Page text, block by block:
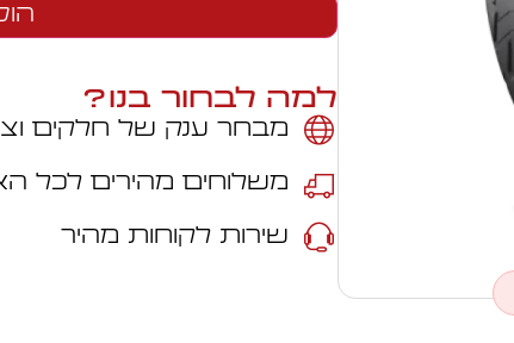
למה לבחור בנו?
מבחר ענק של חלקים
משלוחים מהירים לכל
שירות לקוחות מהיר